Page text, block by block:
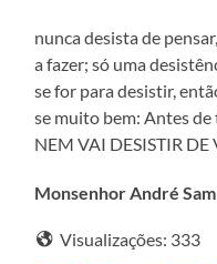
nunca desista de
a fazer; só uma
se for para desistir,
se muito bem: Antes de
NEM VAI DESISTIR DE
Monsenhor André
Visualizações: 333